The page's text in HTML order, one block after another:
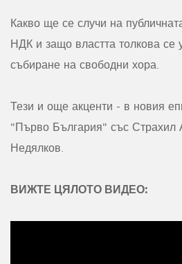
Какво ще се случи на
НДК и защо властта толкова се
събиране на свободни хора.
Тези и още акценти - в новия
"Първо България" със Страхил
Недялков.
ВИЖТЕ ЦЯЛОТО ВИДЕО: